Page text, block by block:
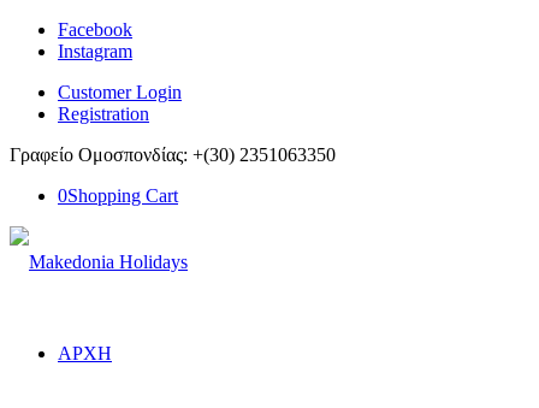
Facebook
Instagram
Customer Login
Registration
Γραφείο Ομοσπονδίας: +(30) 2351063350
0Shopping Cart
ΑΡΧΗ